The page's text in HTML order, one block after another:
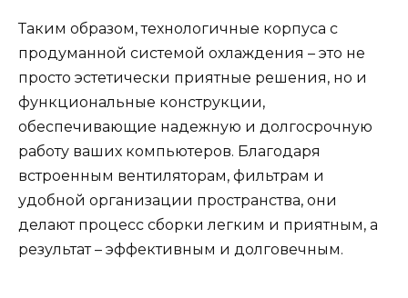
Таким образом, технологичные корпуса с
продуманной системой охлаждения – это не
просто эстетически приятные решения, но и
функциональные конструкции,
обеспечивающие надежную и долгосрочную
работу ваших компьютеров. Благодаря
встроенным вентиляторам, фильтрам и
удобной организации пространства, они
делают процесс сборки легким и приятным, а
результат – эффективным и долговечным.